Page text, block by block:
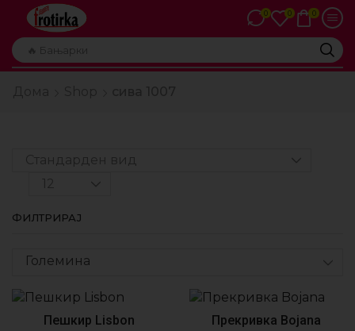
🔥 Бањарки
0 0 0
ФИЛТРИРАЈ
Големина
Пешкир Lisbon
Прекривка Bojana